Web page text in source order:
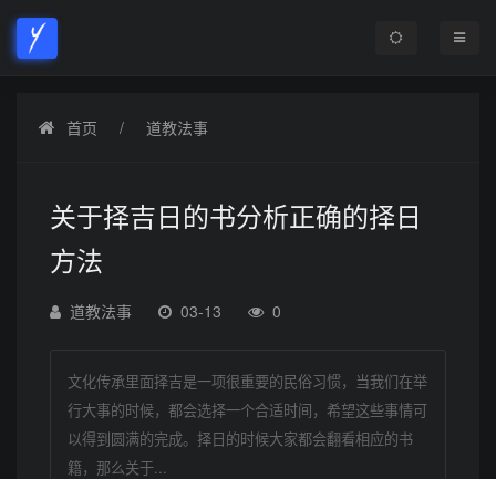
首页 道教法事
关于择吉日的书分析正确的择日
方法
道教法事 03-13 0
文化传承里面择吉是一项很重要的民俗习惯，当我们在举
行大事的时候，都会选择一个合适时间，希望这些事情可
以得到圆满的完成。择日的时候大家都会翻看相应的书
籍，那么关于...